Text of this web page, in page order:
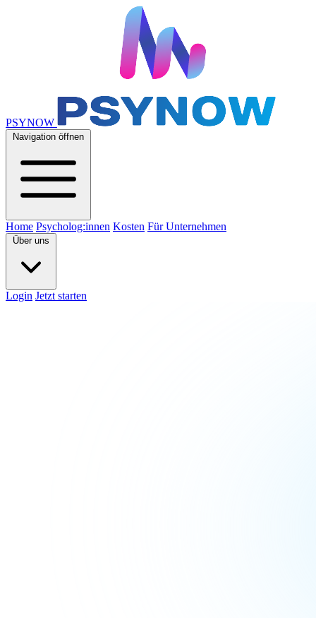
PSYNOW
Navigation öffnen
Home Psycholog:innen Kosten Für Unternehmen
Über uns
Login Jetzt starten